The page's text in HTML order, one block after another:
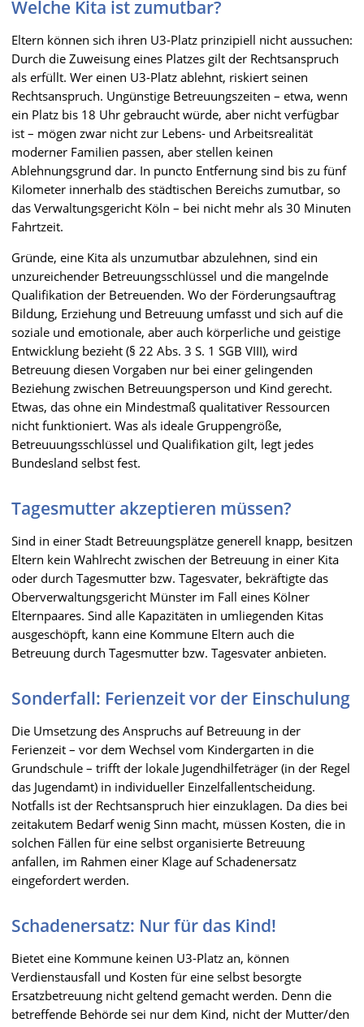
Welche Kita ist zumutbar?
Eltern können sich ihren U3-Platz prinzipiell nicht aussuchen:
Durch die Zuweisung eines Platzes gilt der Rechtsanspruch
als erfüllt. Wer einen U3-Platz ablehnt, riskiert seinen
Rechtsanspruch. Ungünstige Betreuungszeiten – etwa, wenn
ein Platz bis 18 Uhr gebraucht würde, aber nicht verfügbar
ist – mögen zwar nicht zur Lebens- und Arbeitsrealität
moderner Familien passen, aber stellen keinen
Ablehnungsgrund dar. In puncto Entfernung sind bis zu fünf
Kilometer innerhalb des städtischen Bereichs zumutbar, so
das Verwaltungsgericht Köln – bei nicht mehr als 30 Minuten
Fahrtzeit.
Gründe, eine Kita als unzumutbar abzulehnen, sind ein
unzureichender Betreuungsschlüssel und die mangelnde
Qualifikation der Betreuenden. Wo der Förderungsauftrag
Bildung, Erziehung und Betreuung umfasst und sich auf die
soziale und emotionale, aber auch körperliche und geistige
Entwicklung bezieht (§ 22 Abs. 3 S. 1 SGB VIII), wird
Betreuung diesen Vorgaben nur bei einer gelingenden
Beziehung zwischen Betreuungsperson und Kind gerecht.
Etwas, das ohne ein Mindestmaß qualitativer Ressourcen
nicht funktioniert. Was als ideale Gruppengröße,
Betreuuungsschlüssel und Qualifikation gilt, legt jedes
Bundesland selbst fest.
Tagesmutter akzeptieren müssen?
Sind in einer Stadt Betreuungsplätze generell knapp, besitzen
Eltern kein Wahlrecht zwischen der Betreuung in einer Kita
oder durch Tagesmutter bzw. Tagesvater, bekräftigte das
Oberverwaltungsgericht Münster im Fall eines Kölner
Elternpaares. Sind alle Kapazitäten in umliegenden Kitas
ausgeschöpft, kann eine Kommune Eltern auch die
Betreuung durch Tagesmutter bzw. Tagesvater anbieten.
Sonderfall: Ferienzeit vor der Einschulung
Die Umsetzung des Anspruchs auf Betreuung in der
Ferienzeit – vor dem Wechsel vom Kindergarten in die
Grundschule – trifft der lokale Jugendhilfeträger (in der Regel
das Jugendamt) in individueller Einzelfallentscheidung.
Notfalls ist der Rechtsanspruch hier einzuklagen. Da dies bei
zeitakutem Bedarf wenig Sinn macht, müssen Kosten, die in
solchen Fällen für eine selbst organisierte Betreuung
anfallen, im Rahmen einer Klage auf Schadenersatz
eingefordert werden.
Schadenersatz: Nur für das Kind!
Bietet eine Kommune keinen U3-Platz an, können
Verdienstausfall und Kosten für eine selbst besorgte
Ersatzbetreuung nicht geltend gemacht werden. Denn die
betreffende Behörde sei nur dem Kind, nicht der Mutter/den